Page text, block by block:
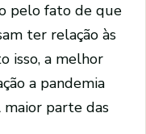
pelo fato de que
ter relação às
isso, a melhor
a pandemia
parte das